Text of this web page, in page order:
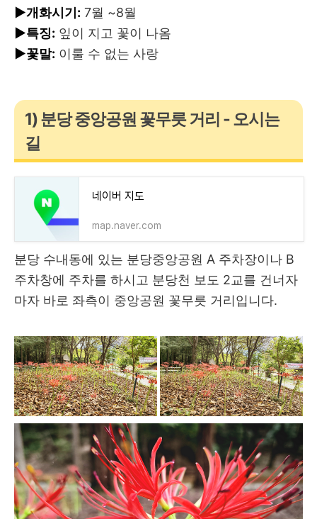
▶개화시기: 7월 ~8월
▶특징: 잎이 지고 꽃이 나옴
▶꽃말: 이룰 수 없는 사랑
1) 분당 중앙공원 꽃무릇 거리 - 오시는
길
네이버 지도
map.naver.com
분당 수내동에 있는 분당중앙공원 A 주차장이나 B
주차창에 주차를 하시고 분당천 보도 2교를 건너자
마자 바로 좌측이 중앙공원 꽃무릇 거리입니다.